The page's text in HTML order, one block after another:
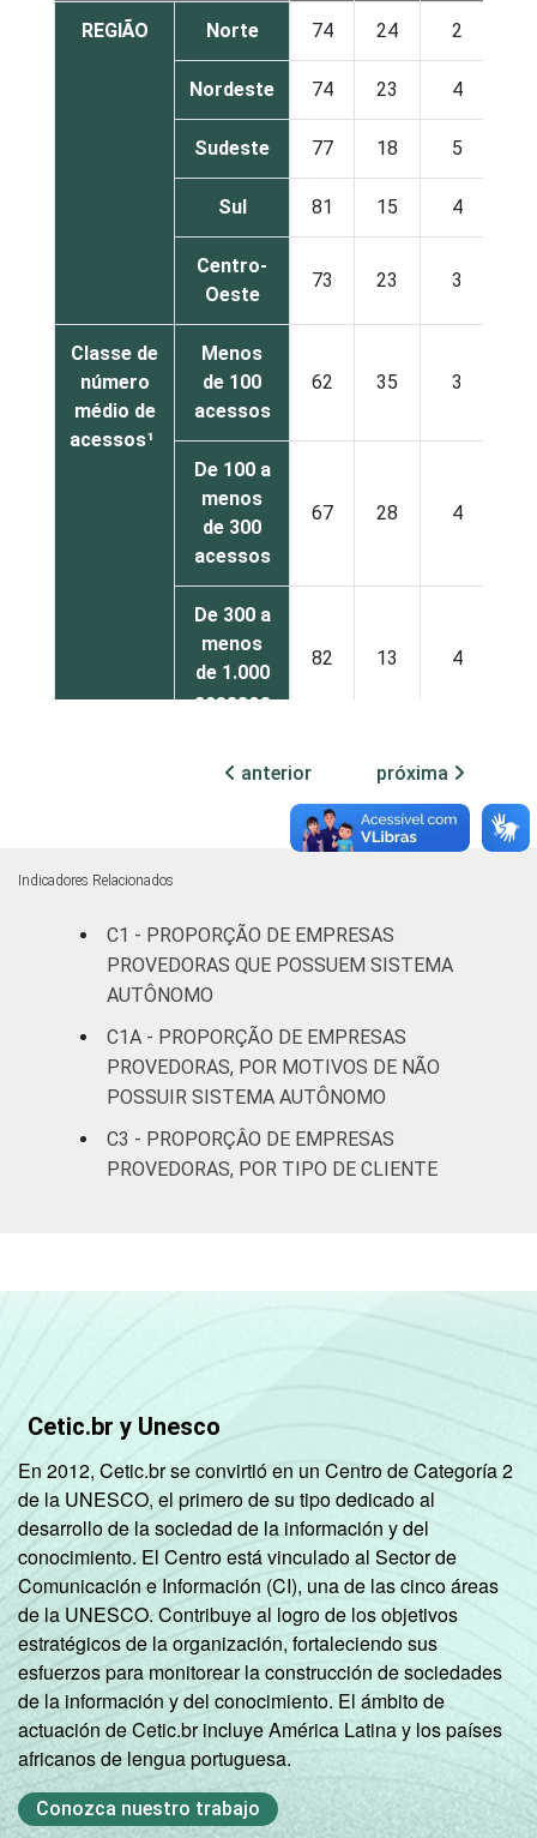
REGIÃO Norte 74 24 2
Nordeste 74 23 4
Sudeste 77 18 5
Sul 81 15 4
Centro-
Oeste
73 23 3
Classe de
número
médio de
acessos¹
Menos
de 100
acessos
62 35 3
De 100 a
menos
de 300
acessos
67 28 4
De 300 a
menos
de 1.000
acessos
82 13 4
De 1.000
92 3 4
acessos
a menos
de 45.000
acessos
94 1 4
Grande
provedor
(mais de
45.000
100 0
Estudos para o Desenvolvimento da
Comunicação Multimídia – SCM (janeiro a
maio/2017).
anterior próxima
Indicadores Relacionados
C1 - PROPORÇÃO DE EMPRESAS
PROVEDORAS QUE POSSUEM SISTEMA
AUTÔNOMO
C1A - PROPORÇÃO DE EMPRESAS
PROVEDORAS, POR MOTIVOS DE NÃO
POSSUIR SISTEMA AUTÔNOMO
C3 - PROPORÇÂO DE EMPRESAS
PROVEDORAS, POR TIPO DE CLIENTE
Cetic.br y Unesco
En 2012, Cetic.br se convirtió en un Centro de Categoría 2
de la UNESCO, el primero de su tipo dedicado al
desarrollo de la sociedad de la información y del
conocimiento. El Centro está vinculado al Sector de
Comunicación e Información (CI), una de las cinco áreas
de la UNESCO. Contribuye al logro de los objetivos
estratégicos de la organización, fortaleciendo sus
esfuerzos para monitorear la construcción de sociedades
de la información y del conocimiento. El ámbito de
actuación de Cetic.br incluye América Latina y los países
africanos de lengua portuguesa.
Conozca nuestro trabajo